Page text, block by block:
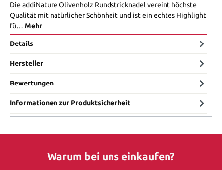
Die addiNature Olivenholz Rundstricknadel vereint höchste
Qualität mit natürlicher Schönheit und ist ein echtes Highlight
fü… Mehr
Details
Hersteller
Bewertungen
Informationen zur Produktsicherheit
Warum bei uns einkaufen?